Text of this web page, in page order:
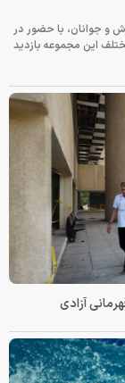
و جوانان، با حضور در
این مجموعه بازدید
آزادی